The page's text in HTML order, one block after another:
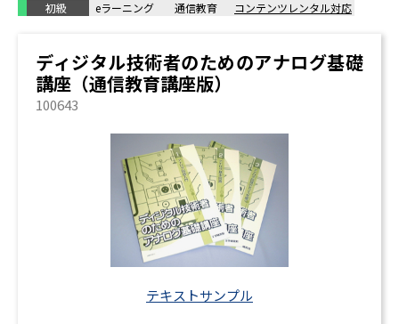
初級 eラーニング 通信教育 コンテンツレンタル対応
ディジタル技術者のためのアナログ基礎
講座（通信教育講座版）
100643
テキストサンプル